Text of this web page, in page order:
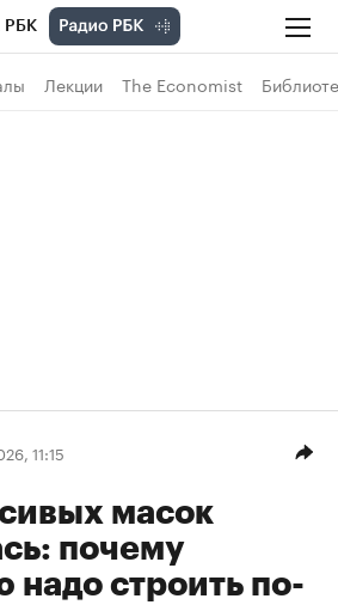
РБК
Лекции The Economist
11:15
масок
почему
надо строить по-